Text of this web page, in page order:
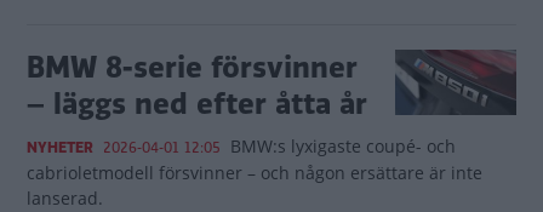
BMW 8-serie försvinner
– läggs ned efter åtta år
NYHETER 2026-04-01 12:05 BMW:s lyxigaste coupé- och
cabrioletmodell försvinner – och någon ersättare är inte
lanserad.